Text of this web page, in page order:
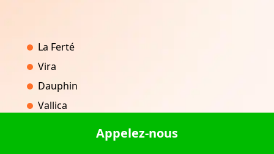
La Ferté
Vira
Dauphin
Vallica
Appelez-nous